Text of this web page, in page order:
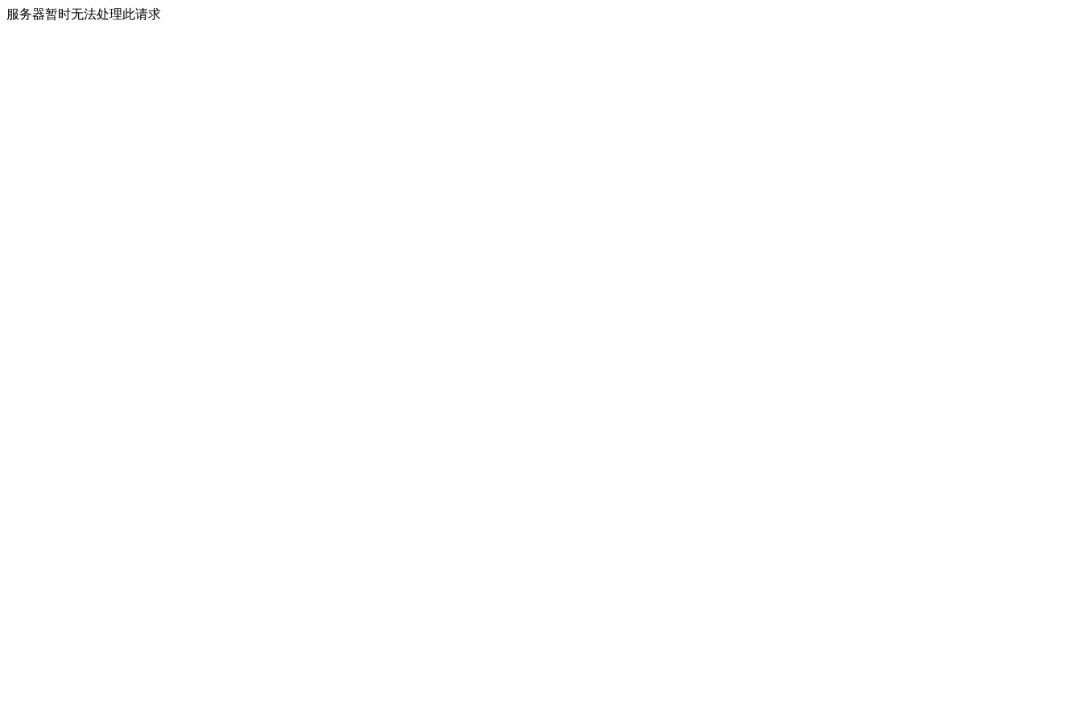
服务器暂时无法处理此请求